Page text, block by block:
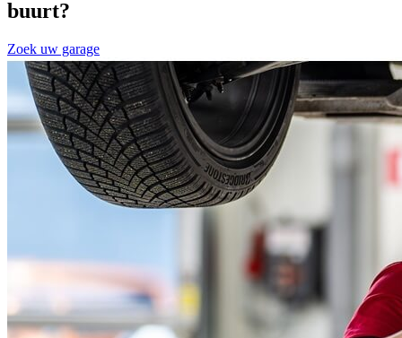
buurt?
Zoek uw garage